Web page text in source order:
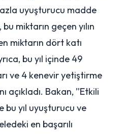
uyuşturucu madde
miktarın geçen yılın
miktarın dört katı
bu yıl içinde 49
ve 4 kenevir yetiştirme
açıkladı. Bakan, ”Etkili
bu yıl uyuşturucu ve
en başarılı